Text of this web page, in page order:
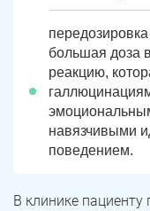
большая доза
реакцию,
навязчивыми
поведением.
В клинике